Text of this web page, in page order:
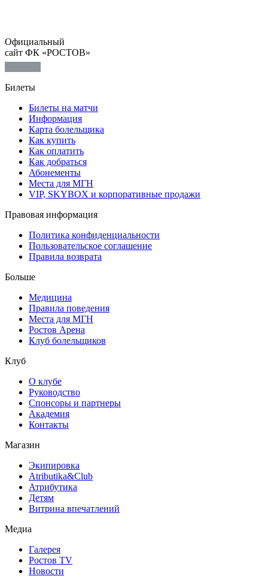
Официальный
сайт ФК «РОСТОВ»
Билеты
Билеты на матчи
Информация
Карта болельщика
Как купить
Как оплатить
Как добраться
Абонементы
Места для МГН
VIP, SKYBOX и корпоративные продажи
Правовая информация
Политика конфиденциальности
Пользовательское соглашение
Правила возврата
Больше
Медицина
Правила поведения
Места для МГН
Ростов Арена
Клуб болельщиков
Клуб
О клубе
Руководство
Спонсоры и партнеры
Академия
Контакты
Магазин
Экипировка
Atributika&Club
Атрибутика
Детям
Витрина впечатлений
Медиа
Галерея
Ростов TV
Новости